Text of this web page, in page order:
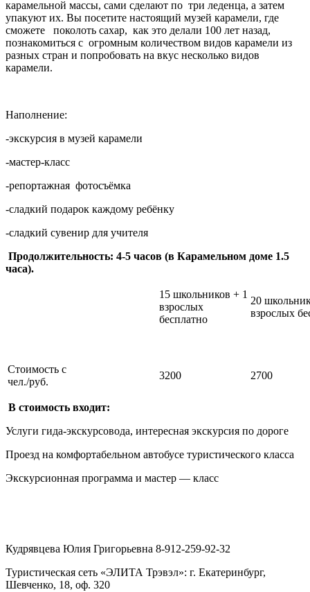
карамельной массы, сами сделают по три леденца, а затем
упакуют их. Вы посетите настоящий музей карамели, где
сможете поколоть сахар, как это делали 100 лет назад,
познакомиться с огромным количеством видов карамели из
разных стран и попробовать на вкус несколько видов
карамели.
Наполнение:
-экскурсия в музей карамели
-мастер-класс
-репортажная фотосъёмка
-сладкий подарок каждому ребёнку
-сладкий сувенир для учителя
Продолжительность: 4-5 часов (в Карамельном доме 1.5
часа).
15 школьников + 1
взрослых
бесплатно
20
взрослых
Стоимость с
чел./руб.
3200 2700
В стоимость входит:
Услуги гида-экскурсовода, интересная экскурсия по дороге
Проезд на комфортабельном автобусе туристического класса
Экскурсионная программа и мастер — класс
Кудрявцева Юлия Григорьевна 8-912-259-92-32
Туристическая сеть «ЭЛИТА Трэвэл»: г. Екатеринбург,
Шевченко, 18, оф. 320